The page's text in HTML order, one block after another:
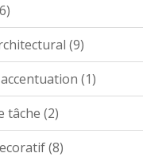
(9)
(1)
tâche (2)
(8)